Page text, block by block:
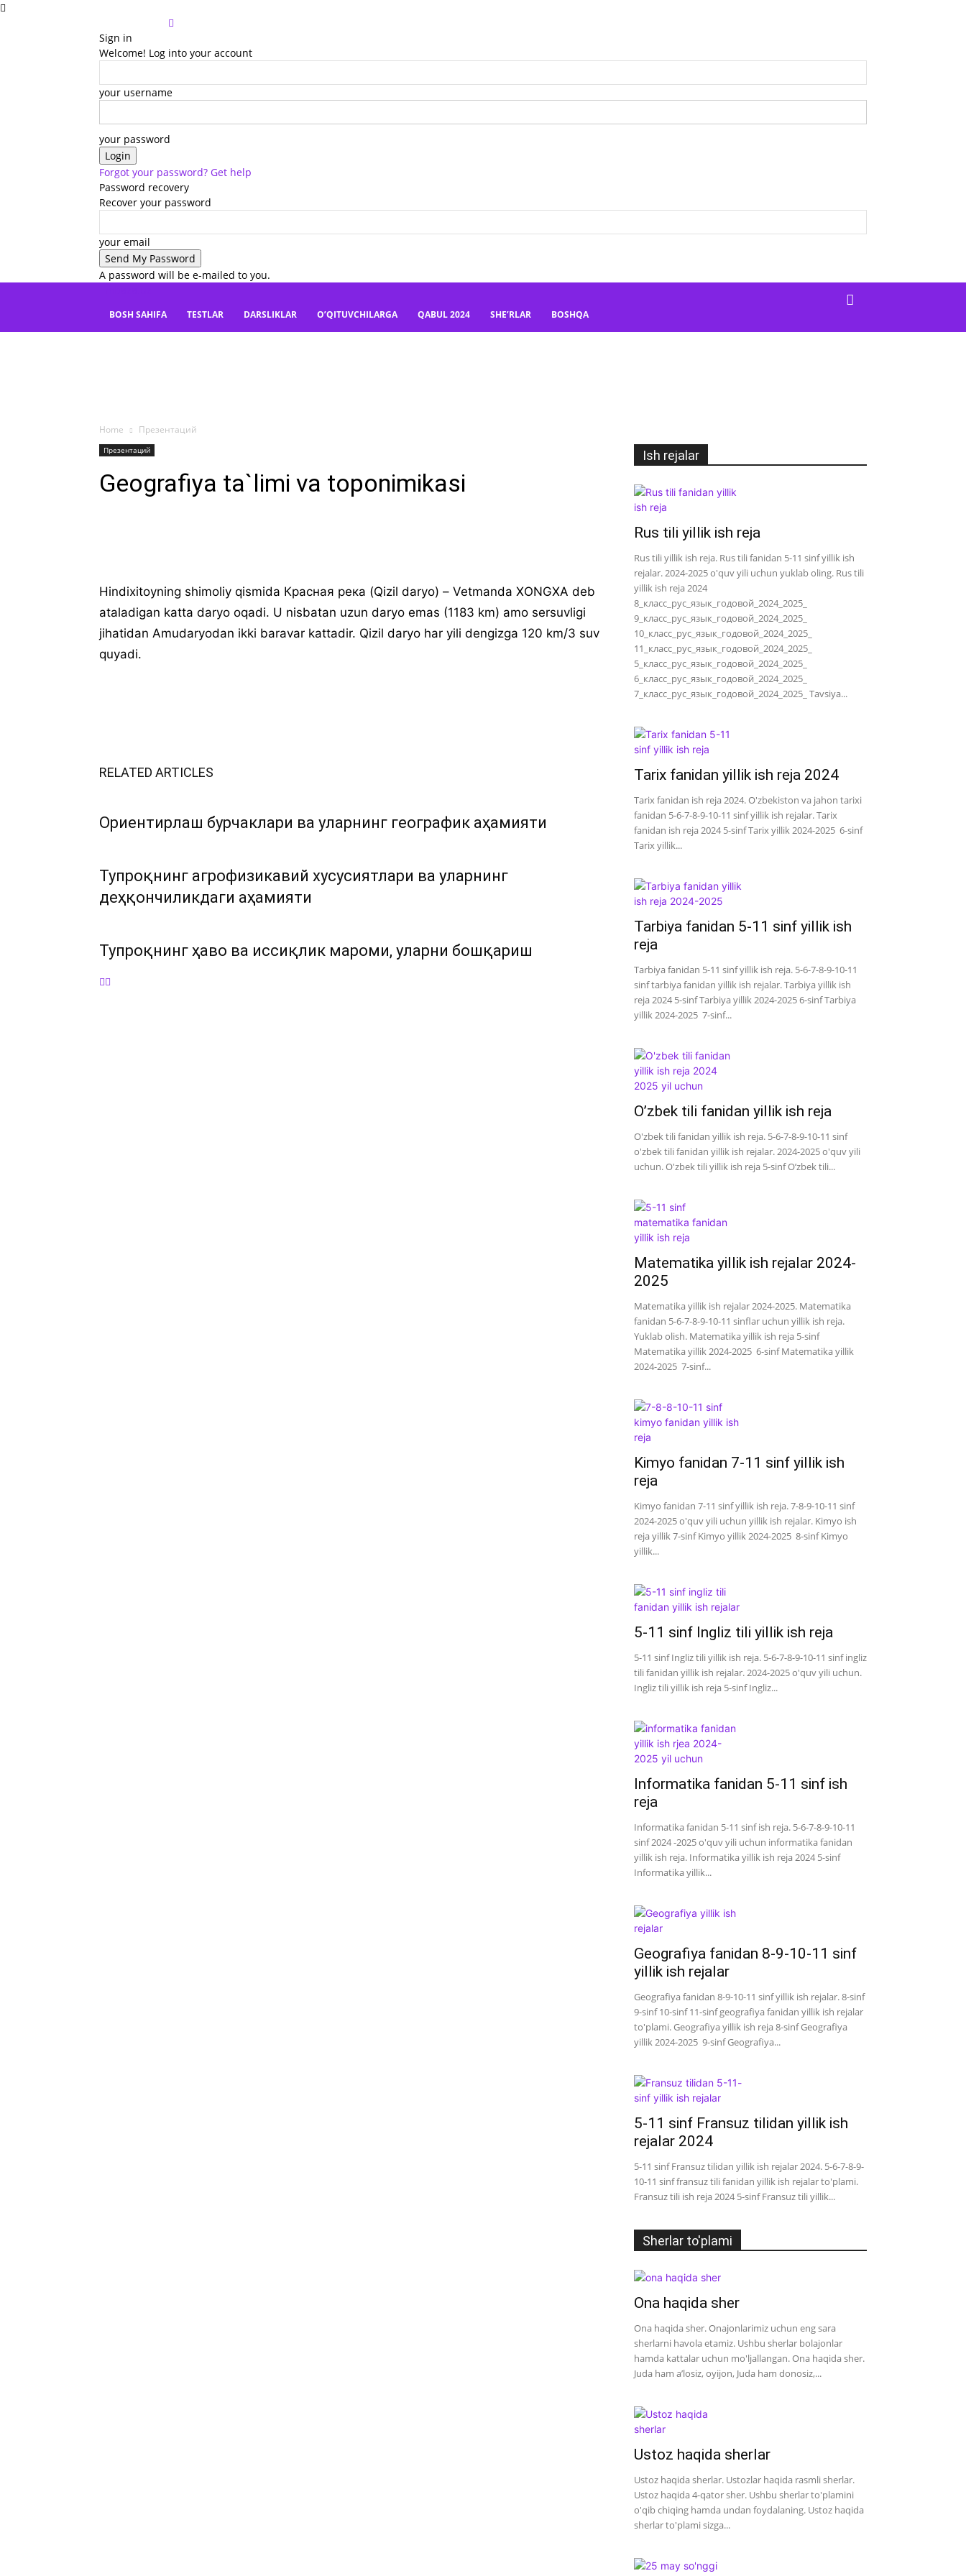
Sign in
Welcome! Log into your account
your username
your password
Forgot your password? Get help
Password recovery
Recover your password
your email
A password will be e-mailed to you.
BOSH SAHIFA TESTLAR DARSLIKLAR O’QITUVCHILARGA QABUL 2024 SHE’RLAR BOSHQA
Home Презентаций
Презентаций
Geografiya ta`limi va toponimikasi
Hindixitoyning shimoliy qismida Красная река (Qizil daryo) – Vetmanda XONGXA deb
ataladigan katta daryo oqadi. U nisbatan uzun daryo emas (1183 km) amo sersuvligi
jihatidan Amudaryodan ikki baravar kattadir. Qizil daryo har yili dengizga 120 km/3 suv
quyadi.
RELATED ARTICLES
Ориентирлаш бурчаклари ва уларнинг географик аҳамияти
Тупроқнинг агрофизикавий хусусиятлари ва уларнинг
деҳқончиликдаги аҳамияти
Тупроқнинг ҳаво ва иссиқлик мароми, уларни бошқариш
Ish rejalar
Rus tili yillik ish reja
Rus tili yillik ish reja. Rus tili fanidan 5-11 sinf yillik ish
rejalar. 2024-2025 o'quv yili uchun yuklab oling. Rus tili
yillik ish reja 2024
8_класс_рус_язык_годовой_2024_2025_
9_класс_рус_язык_годовой_2024_2025_
10_класс_рус_язык_годовой_2024_2025_
11_класс_рус_язык_годовой_2024_2025_
5_класс_рус_язык_годовой_2024_2025_
6_класс_рус_язык_годовой_2024_2025_
7_класс_рус_язык_годовой_2024_2025_ Tavsiya...
Tarix fanidan yillik ish reja 2024
Tarix fanidan ish reja 2024. O'zbekiston va jahon tarixi
fanidan 5-6-7-8-9-10-11 sinf yillik ish rejalar. Tarix
fanidan ish reja 2024 5-sinf Tarix yillik 2024-2025 6-sinf
Tarix yillik...
Tarbiya fanidan 5-11 sinf yillik ish
reja
Tarbiya fanidan 5-11 sinf yillik ish reja. 5-6-7-8-9-10-11
sinf tarbiya fanidan yillik ish rejalar. Tarbiya yillik ish
reja 2024 5-sinf Tarbiya yillik 2024-2025 6-sinf Tarbiya
yillik 2024-2025 7-sinf...
O’zbek tili fanidan yillik ish reja
O'zbek tili fanidan yillik ish reja. 5-6-7-8-9-10-11 sinf
o'zbek tili fanidan yillik ish rejalar. 2024-2025 o'quv yili
uchun. O'zbek tili yillik ish reja 5-sinf O’zbek tili...
Matematika yillik ish rejalar 2024-
2025
Matematika yillik ish rejalar 2024-2025. Matematika
fanidan 5-6-7-8-9-10-11 sinflar uchun yillik ish reja.
Yuklab olish. Matematika yillik ish reja 5-sinf
Matematika yillik 2024-2025 6-sinf Matematika yillik
2024-2025 7-sinf...
Kimyo fanidan 7-11 sinf yillik ish
reja
Kimyo fanidan 7-11 sinf yillik ish reja. 7-8-9-10-11 sinf
2024-2025 o'quv yili uchun yillik ish rejalar. Kimyo ish
reja yillik 7-sinf Kimyo yillik 2024-2025 8-sinf Kimyo
yillik...
5-11 sinf Ingliz tili yillik ish reja
5-11 sinf Ingliz tili yillik ish reja. 5-6-7-8-9-10-11 sinf ingliz
tili fanidan yillik ish rejalar. 2024-2025 o'quv yili uchun.
Ingliz tili yillik ish reja 5-sinf Ingliz...
Informatika fanidan 5-11 sinf ish
reja
Informatika fanidan 5-11 sinf ish reja. 5-6-7-8-9-10-11
sinf 2024 -2025 o'quv yili uchun informatika fanidan
yillik ish reja. Informatika yillik ish reja 2024 5-sinf
Informatika yillik...
Geografiya fanidan 8-9-10-11 sinf
yillik ish rejalar
Geografiya fanidan 8-9-10-11 sinf yillik ish rejalar. 8-sinf
9-sinf 10-sinf 11-sinf geografiya fanidan yillik ish rejalar
to'plami. Geografiya yillik ish reja 8-sinf Geografiya
yillik 2024-2025 9-sinf Geografiya...
5-11 sinf Fransuz tilidan yillik ish
rejalar 2024
5-11 sinf Fransuz tilidan yillik ish rejalar 2024. 5-6-7-8-9-
10-11 sinf fransuz tili fanidan yillik ish rejalar to'plami.
Fransuz tili ish reja 2024 5-sinf Fransuz tili yillik...
Sherlar to'plami
Ona haqida sher
Ona haqida sher. Onajonlarimiz uchun eng sara
sherlarni havola etamiz. Ushbu sherlar bolajonlar
hamda kattalar uchun mo'ljallangan. Ona haqida sher.
Juda ham a’losiz, oyijon, Juda ham donosiz,...
Ustoz haqida sherlar
Ustoz haqida sherlar. Ustozlar haqida rasmli sherlar.
Ustoz haqida 4-qator sher. Ushbu sherlar to'plamini
o'qib chiqing hamda undan foydalaning. Ustoz haqida
sherlar to'plami sizga...